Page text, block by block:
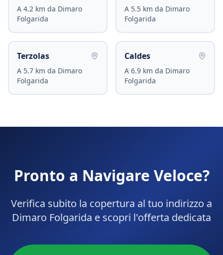
A 4.2 km da Dimaro
Folgarida
A 5.5 km da Dimaro
Folgarida
Terzolas
A 5.7 km da Dimaro
Folgarida
Caldes
A 6.9 km da Dimaro
Folgarida
Pronto a Navigare Veloce?
Verifica subito la copertura al tuo indirizzo a
Dimaro Folgarida e scopri l'offerta dedicata